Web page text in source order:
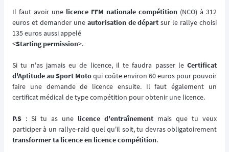
Il faut avoir une licence FFM nationale compétition (NCO) à 312
euros et demander une autorisation de départ sur le rallye choisi
135 euros aussi appelé
<Starting permission>.
Si tu n'as jamais eu de licence, il te faudra passer le Certificat
d'Aptitude au Sport Motoqui coûte environ 60 euros pour pouvoir
faire une demande de licence ensuite. Il faut également un
certificat médical de type compétition pour obtenir une licence.
P.S : Si tu as une licence d'entraînement mais que tu veux
participer à un rallye-raid quel qu'il soit, tu devras obligatoirement
transformer ta licence en licence compétition.